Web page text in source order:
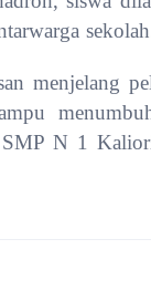
menjelang
SMP N 1